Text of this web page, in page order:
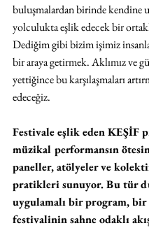
buluşmalardan birinde kendine
yolculukta eşlik edecek bir
Dediğim gibi bizim işimiz
bir araya getirmek. Aklımız ve
yettiğince bu karşılaşmaları
edeceğiz.
Festivale eşlik eden KEŞİF
müzikal performansın
paneller, atölyeler ve
pratikleri sunuyor. Bu tür
uygulamalı bir program, bir
festivalinin sahne odaklı